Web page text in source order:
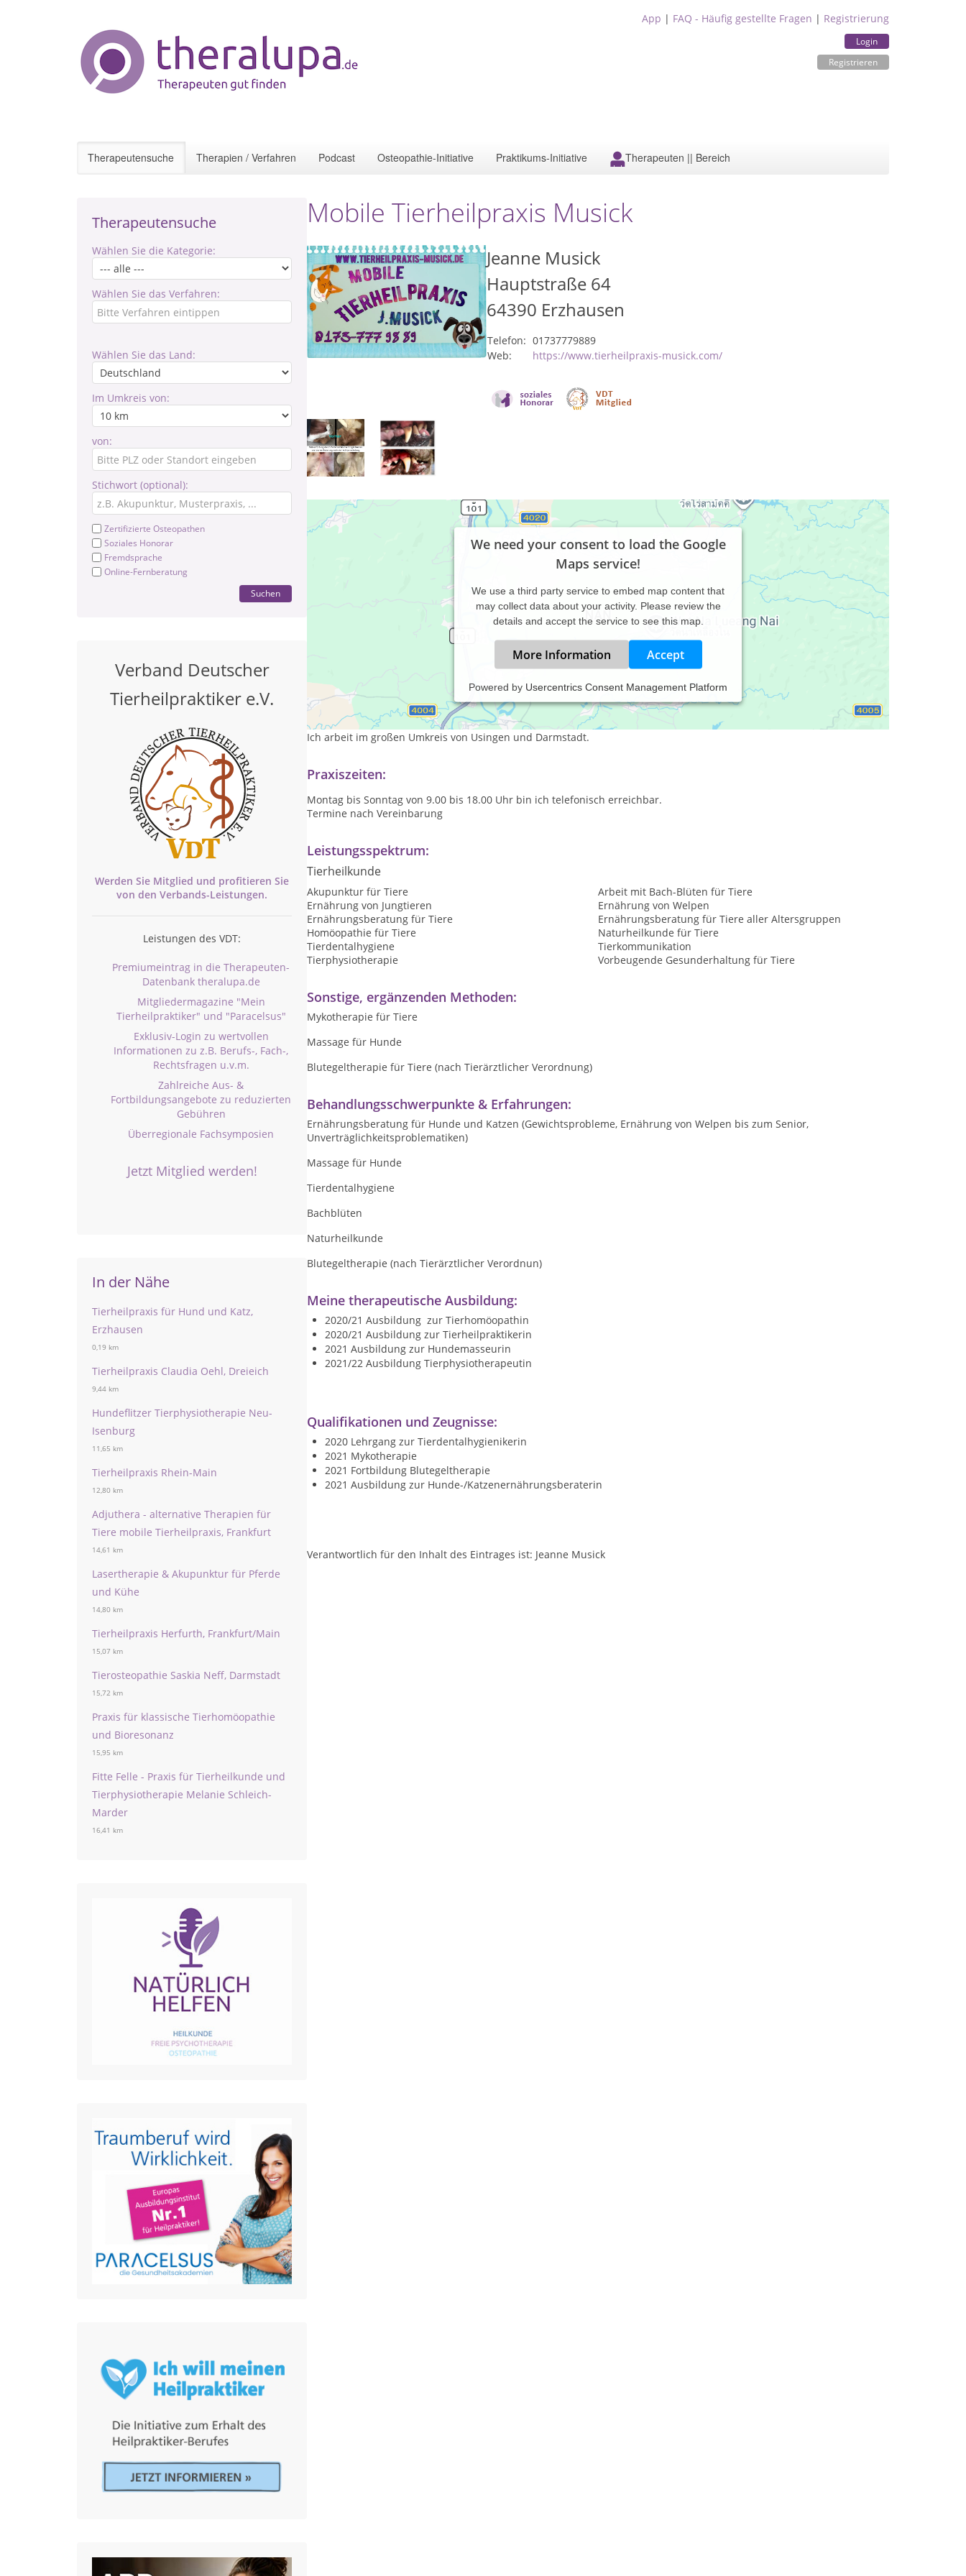
App | FAQ - Häufig gestellte Fragen | Registrierung
Login
Registrieren
Therapeutensuche Therapien / Verfahren Podcast Osteopathie-Initiative Praktikums-Initiative Therapeuten || Bereich
Therapeutensuche
Wählen Sie die Kategorie:
Wählen Sie das Verfahren:
Wählen Sie das Land:
Im Umkreis von:
von:
Stichwort (optional):
Zertifizierte Osteopathen
Soziales Honorar
Fremdsprache
Online-Fernberatung
Suchen
Verband Deutscher
Tierheilpraktiker e.V.
Werden Sie Mitglied und profitieren Sie
von den Verbands-Leistungen.
Leistungen des VDT:
Premiumeintrag in die Therapeuten-
Datenbank theralupa.de
Mitgliedermagazine "Mein
Tierheilpraktiker" und "Paracelsus"
Exklusiv-Login zu wertvollen
Informationen zu z.B. Berufs-, Fach-,
Rechtsfragen u.v.m.
Zahlreiche Aus- &
Fortbildungsangebote zu reduzierten
Gebühren
Überregionale Fachsymposien
Jetzt Mitglied werden!
In der Nähe
Tierheilpraxis für Hund und Katz,
Erzhausen
0,19 km
Tierheilpraxis Claudia Oehl, Dreieich
9,44 km
Hundeflitzer Tierphysiotherapie Neu-
Isenburg
11,65 km
Tierheilpraxis Rhein-Main
12,80 km
Adjuthera - alternative Therapien für
Tiere mobile Tierheilpraxis, Frankfurt
14,61 km
Lasertherapie & Akupunktur für Pferde
und Kühe
14,80 km
Tierheilpraxis Herfurth, Frankfurt/Main
15,07 km
Tierosteopathie Saskia Neff, Darmstadt
15,72 km
Praxis für klassische Tierhomöopathie
und Bioresonanz
15,95 km
Fitte Felle - Praxis für Tierheilkunde und
Tierphysiotherapie Melanie Schleich-
Marder
16,41 km
Mobile Tierheilpraxis Musick
Jeanne Musick
Hauptstraße 64
64390 Erzhausen
Telefon: 01737779889
Web:
https://www.tierheilpraxis-musick.com/
We need your consent to load the Google
Maps service!
We use a third party service to embed map content that
may collect data about your activity. Please review the
details and accept the service to see this map.
More Information Accept
Powered by Usercentrics Consent Management Platform
Als mobile Tierheilpraktikerin komme ich zu ihnen nach Hause. In ihrer gewohnten Umgebung sind die Tiere
entspannter und eine Behandlung ist stressfreier.
Ich arbeit im großen Umkreis von Usingen und Darmstadt.
Praxiszeiten:
Montag bis Sonntag von 9.00 bis 18.00 Uhr bin ich telefonisch erreichbar.
Termine nach Vereinbarung
Leistungsspektrum:
Tierheilkunde
Akupunktur für Tiere
Arbeit mit Bach-Blüten für Tiere
Ernährung von Jungtieren
Ernährung von Welpen
Ernährungsberatung für Tiere
Ernährungsberatung für Tiere aller Altersgruppen
Homöopathie für Tiere
Naturheilkunde für Tiere
Tierdentalhygiene
Tierkommunikation
Tierphysiotherapie
Vorbeugende Gesunderhaltung für Tiere
Sonstige, ergänzenden Methoden:
Mykotherapie für Tiere
Massage für Hunde
Blutegeltherapie für Tiere (nach Tierärztlicher Verordnung)
Behandlungsschwerpunkte & Erfahrungen:
Ernährungsberatung für Hunde und Katzen (Gewichtsprobleme, Ernährung von Welpen bis zum Senior,
Unverträglichkeitsproblematiken)
Massage für Hunde
Tierdentalhygiene
Bachblüten
Naturheilkunde
Blutegeltherapie (nach Tierärztlicher Verordnun)
Meine therapeutische Ausbildung:
2020/21 Ausbildung zur Tierhomöopathin
2020/21 Ausbildung zur Tierheilpraktikerin
2021 Ausbildung zur Hundemasseurin
2021/22 Ausbildung Tierphysiotherapeutin
Qualifikationen und Zeugnisse:
2020 Lehrgang zur Tierdentalhygienikerin
2021 Mykotherapie
2021 Fortbildung Blutegeltherapie
2021 Ausbildung zur Hunde-/Katzenernährungsberaterin
Verantwortlich für den Inhalt des Eintrages ist: Jeanne Musick